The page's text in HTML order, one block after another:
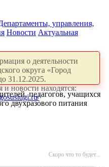
управления,
Новости Актуальная
о деятельности
округа «Город
31.12.2025.
новости находятся:
педагогов, учащихся
двухразового питания
Скоро что то будет...